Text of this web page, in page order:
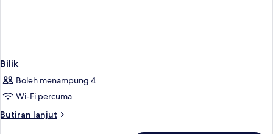
Bilik
Boleh menampung 4
Wi-Fi percuma
Butiran lanjut
Butiran